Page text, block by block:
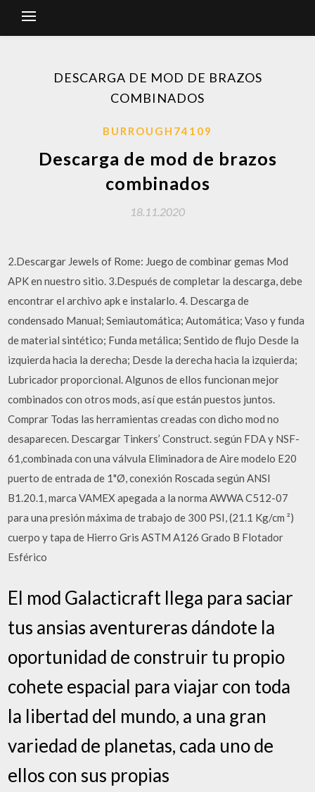
DESCARGA DE MOD DE BRAZOS
COMBINADOS
BURROUGH74109
Descarga de mod de brazos
combinados
18.11.2020
2.Descargar Jewels of Rome: Juego de combinar gemas Mod
APK en nuestro sitio. 3.Después de completar la descarga, debe
encontrar el archivo apk e instalarlo. 4. Descarga de
condensado Manual; Semiautomática; Automática; Vaso y funda
de material sintético; Funda metálica; Sentido de flujo Desde la
izquierda hacia la derecha; Desde la derecha hacia la izquierda;
Lubricador proporcional. Algunos de ellos funcionan mejor
combinados con otros mods, así que están puestos juntos.
Comprar Todas las herramientas creadas con dicho mod no
desaparecen. Descargar Tinkers’ Construct. según FDA y NSF-
61,combinada con una válvula Eliminadora de Aire modelo E20
puerto de entrada de 1"Ø, conexión Roscada según ANSI
B1.20.1, marca VAMEX apegada a la norma AWWA C512-07
para una presión máxima de trabajo de 300 PSI, (21.1 Kg/cm ²)
cuerpo y tapa de Hierro Gris ASTM A126 Grado B Flotador
Esférico
El mod Galacticraft llega para saciar
tus ansias aventureras dándote la
oportunidad de construir tu propio
cohete espacial para viajar con toda
la libertad del mundo, a una gran
variedad de planetas, cada uno de
ellos con sus propias